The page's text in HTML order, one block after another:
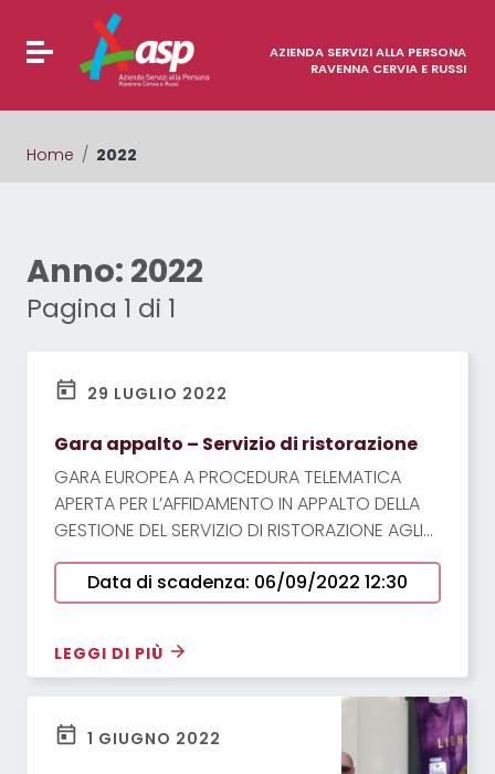
Vai ai contenuti
Vai al menu di navigazione
Vai al footer
Attiva / disattiva la navigazioneAZIENDA SERVIZI ALLA PERSONA
RAVENNA CERVIA E RUSSI
Home / 2022
Anno: 2022
Pagina 1 di 1
29 LUGLIO 2022
Gara appalto – Servizio di ristorazione
GARA EUROPEA A PROCEDURA TELEMATICA
APERTA PER L’AFFIDAMENTO IN APPALTO DELLA
GESTIONE DEL SERVIZIO DI RISTORAZIONE AGLI
OSPITI DELLE STRUTTURE RESIDENZIALI E
SEMIRESIDENZIALI GESTITE DALL’AZIENDA SERVIZI
ALLA PERSONA RAVENNA CERVIA E RUSSI PER
unico del procedimento: Dott.
Data di scadenza: 06/09/2022 12:30
LEGGI DI PIÙ
1 GIUGNO 2022